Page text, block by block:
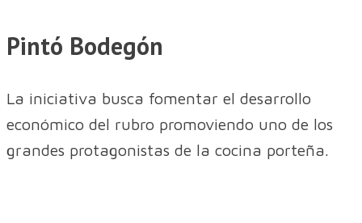
Pintó Bodegón
La iniciativa busca fomentar el desarrollo
económico del rubro promoviendo uno de los
grandes protagonistas de la cocina porteña.